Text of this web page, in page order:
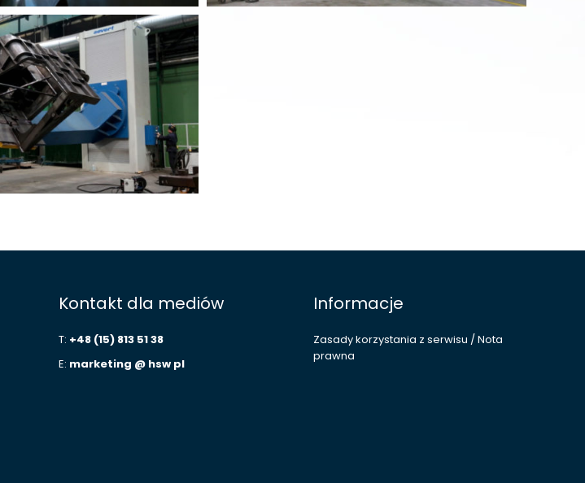
Kontakt dla mediów
T: +48 (15) 813 51 38
E: marketing @ hsw pl
Informacje
Zasady korzystania z serwisu / Nota
prawna